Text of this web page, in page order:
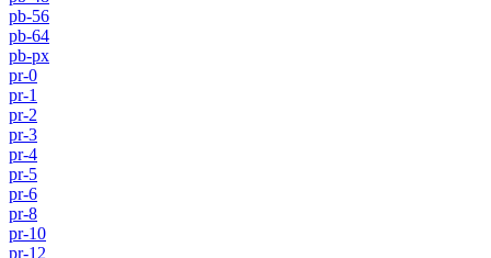
pb-56
pb-64
pb-px
pr-0
pr-1
pr-2
pr-3
pr-4
pr-5
pr-6
pr-8
pr-10
pr-12